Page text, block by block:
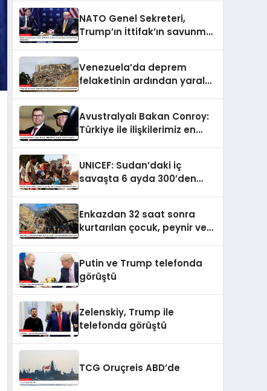
NATO Genel Sekreteri,
Trump’ın İttifak’ın savunma
Venezuela’da deprem
felaketinin ardından yaralar
Avustralyalı Bakan Conroy:
Türkiye ile ilişkilerimiz en
UNICEF: Sudan’daki iç
savaşta 6 ayda 300’den
Enkazdan 32 saat sonra
kurtarılan çocuk, peynir ve
Putin ve Trump telefonda
görüştü
Zelenskiy, Trump ile
telefonda görüştü
TCG Oruçreis ABD’de